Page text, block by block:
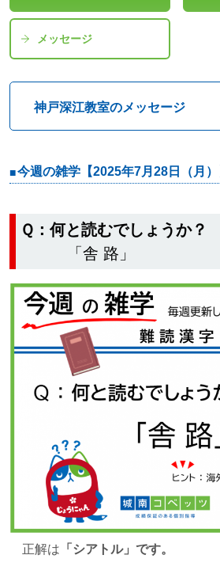
メッセージ
神戸深江教室のメッセージ
今週の雑学【2025年7月28日（月）
Ｑ：何と読むでし
「舎 路」
正解は 「シアトル」です。